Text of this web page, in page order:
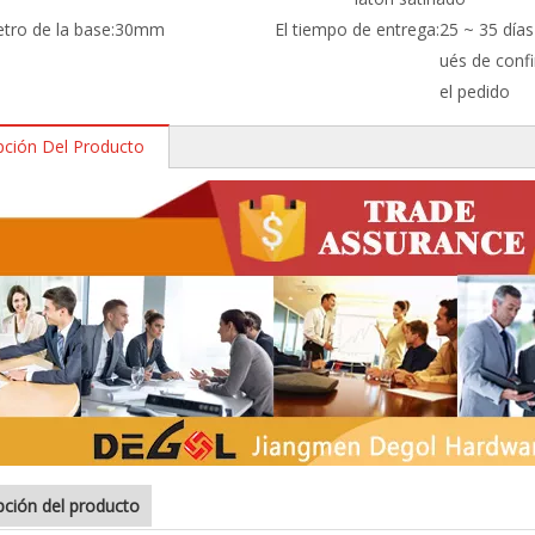
de la base:30mm El tiempo de entrega:25 ~ 35
ués de
el pedido
Del Producto
del producto